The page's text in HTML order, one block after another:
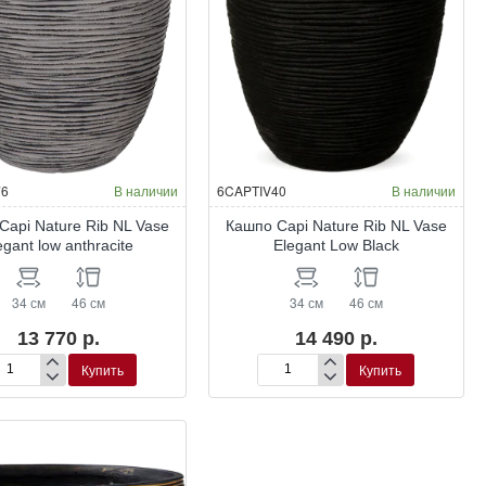
В наличии
Nature Rib NL Vase
low anthracite
34 см 46 см
13 770 р.
Купить
6CAPTIV40 В наличии
Кашпо Capi Nature Rib NL Vase
Elegant Low Black
34 см 46 см
14 490 р.
Кашпо
Capi
Купить